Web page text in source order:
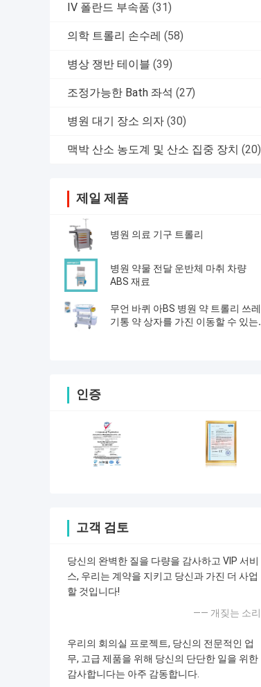
IV 폴란드 부속품 (31)
의학 트롤리 손수레 (58)
병상 쟁반 테이블 (39)
조정가능한 Bath 좌석 (27)
병원 대기 장소 의자 (30)
맥박 산소 농도계 및 산소 집중 장치 (20)
제일 제품
병원 의료 기구 트롤리
병원 약물 전달 운반체 마취 차량
ABS 재료
무언 바퀴 아BS 병원 약 트롤리 쓰레
기통 약 상자를 가진 이동할 수 있는
인증
고객 검토
당신의 완벽한 질을 다량을 감사하고 VIP 서비
스, 우리는 계약을 지키고 당신과 가진 더 사업
할 것입니다!
—— 개짖는 소리
우리의 회의실 프로젝트, 당신의 전문적인 업
무, 고급 제품을 위해 당신의 단단한 일을 위한
감사합니다는 아주 감동합니다.